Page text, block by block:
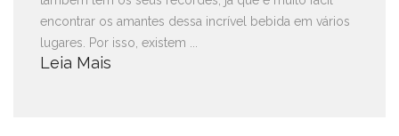
encontrar os amantes dessa incrível bebida em vários
lugares. Por isso, existem ...
Leia Mais